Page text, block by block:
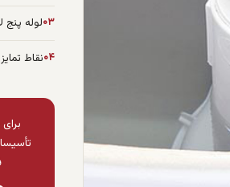
۰۳لوله پنج
۰۴نقاط تمایز